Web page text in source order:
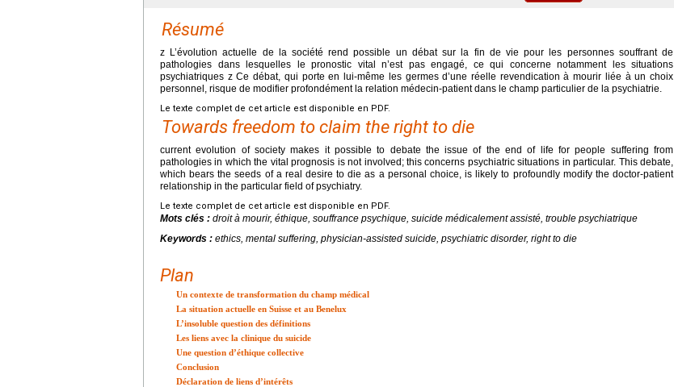
Résumé
z L’évolution actuelle de la société rend possible un débat sur la fin de vie pour les personnes souffrant de
pathologies dans lesquelles le pronostic vital n’est pas engagé, ce qui concerne notamment les situations
psychiatriques z Ce débat, qui porte en lui-même les germes d’une réelle revendication à mourir liée à un choix
personnel, risque de modifier profondément la relation médecin-patient dans le champ particulier de la psychiatrie.
Le texte complet de cet article est disponible en PDF.
Towards freedom to claim the right to die
current evolution of society makes it possible to debate the issue of the end of life for people suffering from
pathologies in which the vital prognosis is not involved; this concerns psychiatric situations in particular. This debate,
which bears the seeds of a real desire to die as a personal choice, is likely to profoundly modify the doctor-patient
relationship in the particular field of psychiatry.
Le texte complet de cet article est disponible en PDF.
Mots clés : droit à mourir, éthique, souffrance psychique, suicide médicalement assisté, trouble psychiatrique
Keywords : ethics, mental suffering, physician-assisted suicide, psychiatric disorder, right to die
Plan
Un contexte de transformation du champ médical
La situation actuelle en Suisse et au Benelux
L’insoluble question des définitions
Les liens avec la clinique du suicide
Une question d’éthique collective
Conclusion
Déclaration de liens d’intérêts